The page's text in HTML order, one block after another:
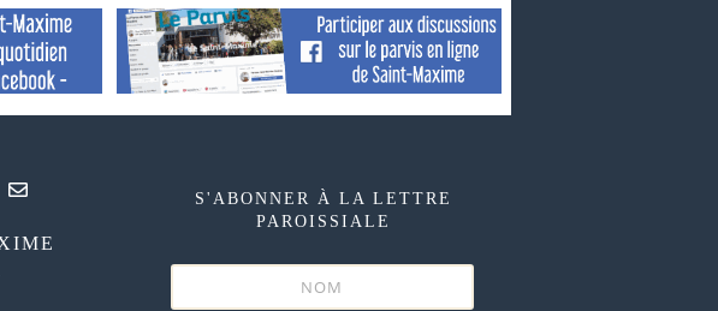
S'ABONNER À LA LETTRE
PAROISSIALE